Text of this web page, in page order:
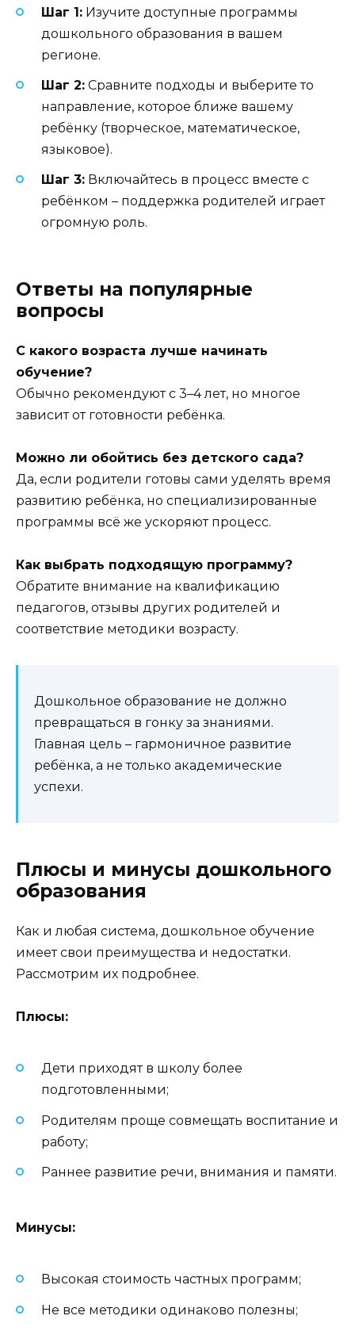
Шаг 1: Изучите доступные программы
дошкольного образования в вашем
регионе.
Шаг 2: Сравните подходы и выберите то
направление, которое ближе вашему
ребёнку (творческое, математическое,
языковое).
Шаг 3: Включайтесь в процесс вместе с
ребёнком – поддержка родителей играет
огромную роль.
Ответы на популярные
вопросы
С какого возраста лучше начинать
обучение?
Обычно рекомендуют с 3–4 лет, но многое
зависит от готовности ребёнка.
Можно ли обойтись без детского сада?
Да, если родители готовы сами уделять время
развитию ребёнка, но специализированные
программы всё же ускоряют процесс.
Как выбрать подходящую программу?
Обратите внимание на квалификацию
педагогов, отзывы других родителей и
соответствие методики возрасту.
Дошкольное образование не должно
превращаться в гонку за знаниями.
Главная цель – гармоничное развитие
ребёнка, а не только академические
успехи.
Плюсы и минусы дошкольного
образования
Как и любая система, дошкольное обучение
имеет свои преимущества и недостатки.
Рассмотрим их подробнее.
Плюсы:
Дети приходят в школу более
подготовленными;
Родителям проще совмещать воспитание и
работу;
Раннее развитие речи, внимания и памяти.
Минусы:
Высокая стоимость частных программ;
Не все методики одинаково полезны;